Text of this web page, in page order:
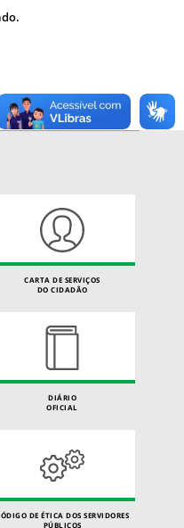
CARTA DE SERVIÇOS
DO CIDADÃO
DIÁRIO
OFICIAL
DE ÉTICA DOS SERVIDORES
PÚBLICOS